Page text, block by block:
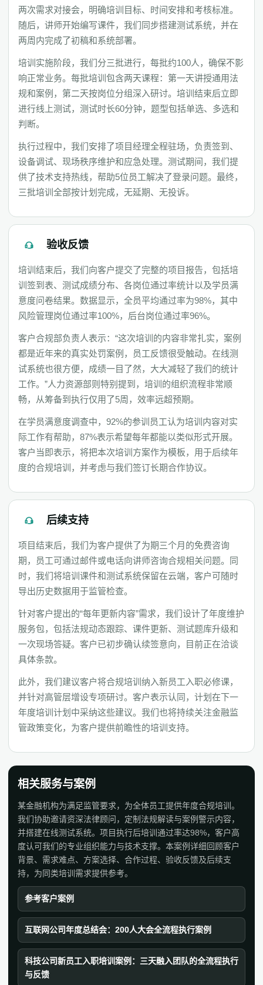
两次需求对接会，明确培训目标、时间安排和考核标准。
随后，讲师开始编写课件，我们同步搭建测试系统，并在
两周内完成了初稿和系统部署。
培训实施阶段，我们分三批进行，每批约100人，确保不影
响正常业务。每批培训包含两天课程：第一天讲授通用法
规和案例，第二天按岗位分组深入研讨。培训结束后立即
进行线上测试，测试时长60分钟，题型包括单选、多选和
判断。
执行过程中，我们安排了项目经理全程驻场，负责签到、
设备调试、现场秩序维护和应急处理。测试期间，我们提
供了技术支持热线，帮助5位员工解决了登录问题。最终，
三批培训全部按计划完成，无延期、无投诉。
验收反馈
培训结束后，我们向客户提交了完整的项目报告，包括培
训签到表、测试成绩分布、各岗位通过率统计以及学员满
意度问卷结果。数据显示，全员平均通过率为98%，其中
风险管理岗位通过率100%，后台岗位通过率96%。
客户合规部负责人表示：“这次培训的内容非常扎实，案例
都是近年来的真实处罚案例，员工反馈很受触动。在线测
试系统也很方便，成绩一目了然，大大减轻了我们的统计
工作。”人力资源部则特别提到，培训的组织流程非常顺
畅，从筹备到执行仅用了5周，效率远超预期。
在学员满意度调查中，92%的参训员工认为培训内容对实
际工作有帮助，87%表示希望每年都能以类似形式开展。
客户当即表示，将把本次培训方案作为模板，用于后续年
度的合规培训，并考虑与我们签订长期合作协议。
后续支持
项目结束后，我们为客户提供了为期三个月的免费咨询
期，员工可通过邮件或电话向讲师咨询合规相关问题。同
时，我们将培训课件和测试系统保留在云端，客户可随时
导出历史数据用于监管检查。
针对客户提出的“每年更新内容”需求，我们设计了年度维护
服务包，包括法规动态跟踪、课件更新、测试题库升级和
一次现场答疑。客户已初步确认续签意向，目前正在洽谈
具体条款。
此外，我们建议客户将合规培训纳入新员工入职必修课，
并针对高管层增设专项研讨。客户表示认同，计划在下一
年度培训计划中采纳这些建议。我们也将持续关注金融监
管政策变化，为客户提供前瞻性的培训支持。
相关服务与案例
某金融机构为满足监管要求，为全体员工提供年度合规培训。
我们协助邀请资深法律顾问，定制法规解读与案例警示内容，
并搭建在线测试系统。项目执行后培训通过率达98%，客户高
度认可我们的专业组织能力与技术支撑。本案例详细回顾客户
背景、需求难点、方案选择、合作过程、验收反馈及后续支
持，为同类培训需求提供参考。
参考客户案例
互联网公司年度总结会：200人大会全流程执行案例
科技公司新员工入职培训案例：三天融入团队的全流程执行
与反馈